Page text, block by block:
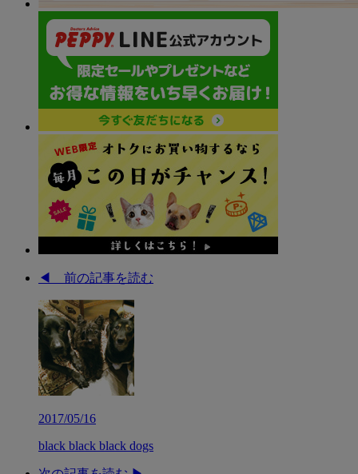
◀︎ 前の記事を読む
2017/05/16
black black black dogs